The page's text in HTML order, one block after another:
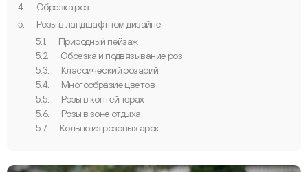
4.
Обрезка роз
5.
Розы в ландшафтном дизайне
5.1.
Природный пейзаж
5.2.
Обрезка и подвязывание роз
5.3.
Классический розарий
5.4.
Многообразие цветов
5.5.
Розы в контейнерах
5.6.
Розы в зоне отдыха
5.7.
Кольцо из розовых арок